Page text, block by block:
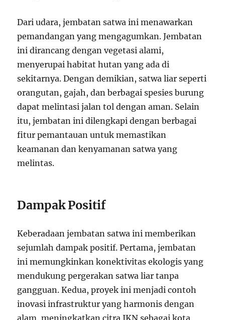
Dari udara, jembatan satwa ini menawarkan
pemandangan yang mengagumkan. Jembatan
ini dirancang dengan vegetasi alami,
menyerupai habitat hutan yang ada di
sekitarnya. Dengan demikian, satwa liar seperti
orangutan, gajah, dan berbagai spesies burung
dapat melintasi jalan tol dengan aman. Selain
itu, jembatan ini dilengkapi dengan berbagai
fitur pemantauan untuk memastikan
keamanan dan kenyamanan satwa yang
melintas.
Dampak Positif
Keberadaan jembatan satwa ini memberikan
sejumlah dampak positif. Pertama, jembatan
ini memungkinkan konektivitas ekologis yang
mendukung pergerakan satwa liar tanpa
gangguan. Kedua, proyek ini menjadi contoh
inovasi infrastruktur yang harmonis dengan